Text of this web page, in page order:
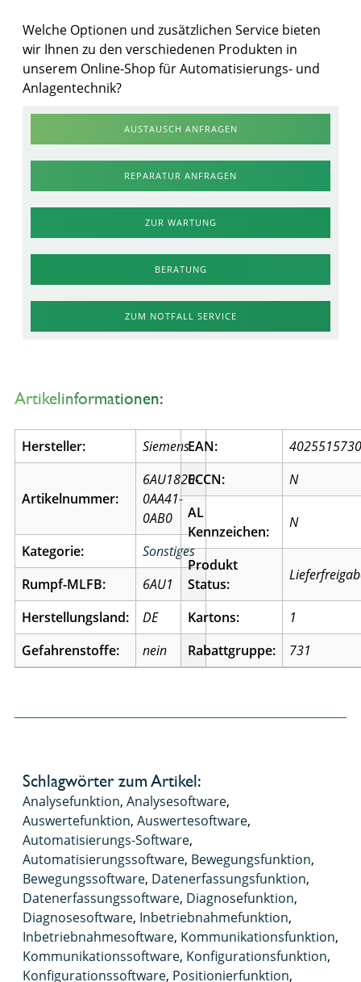
Welche Optionen und zusätzlichen Service bieten
wir Ihnen zu den verschiedenen Produkten in
unserem Online-Shop für Automatisierungs- und
Anlagentechnik?
AUSTAUSCH ANFRAGEN
REPARATUR ANFRAGEN
ZUR WARTUNG
BERATUNG
ZUM NOTFALL SERVICE
Artikelinformationen:
Hersteller: Siemens
Artikelnummer:
6AU1820-
0AA41-
0AB0
Kategorie:
Sonstiges
Rumpf-MLFB:
6AU1
Herstellungsland:
DE
Gefahrenstoffe:
nein
EAN:
ECCN:
N
AL
Kennzeichen:
N
Produkt
Status:
Kartons:
1
Rabattgruppe:
731
Schlagwörter zum Artikel:
Analysefunktion, Analysesoftware,
Auswertefunktion, Auswertesoftware,
Automatisierungs-Software,
Automatisierungssoftware, Bewegungsfunktion,
Bewegungssoftware, Datenerfassungsfunktion,
Datenerfassungssoftware, Diagnosefunktion,
Diagnosesoftware, Inbetriebnahmefunktion,
Inbetriebnahmesoftware, Kommunikationsfunktion,
Kommunikationssoftware, Konfigurationsfunktion,
Konfigurationssoftware, Positionierfunktion,